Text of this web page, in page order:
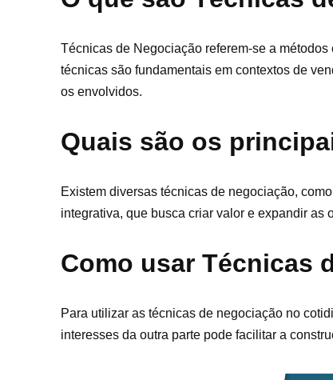
Técnicas de Negociação referem-se a
técnicas são fundamentais em contextos de
os envolvidos.
Quais são os
Existem diversas técnicas de negociação,
integrativa, que busca criar valor e expandir
Como usar Técnicas
Para utilizar as técnicas de negociação no
interesses da outra parte pode facilitar a